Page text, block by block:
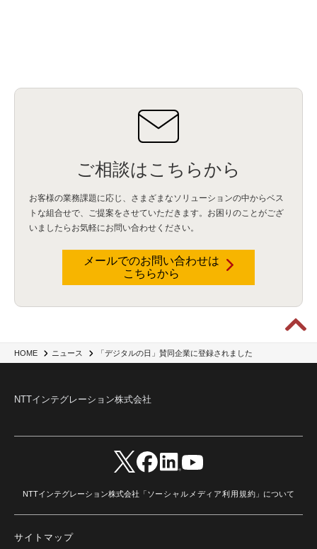
HOME ニュース 「デジタルの日」賛同企業に登録されました
ご相談はこちらから
お客様の業務課題に応じ、さまざまなソリューションの中からベス
トな組合せで、
ご提案をさせていただきます。お困りのことがござ
いましたらお気軽にお問い合わせください。
メールでのお問い合わせは
こちらから
NTTインテグレーション株式会社
NTTインテグレーション株式会社「ソーシャルメディア利用規約 」について
サイトマップ